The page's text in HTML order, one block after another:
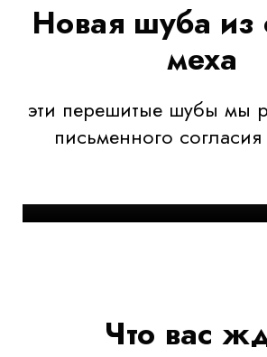
Новая шуба из
меха
эти перешитые шубы мы
письменного
Что вас